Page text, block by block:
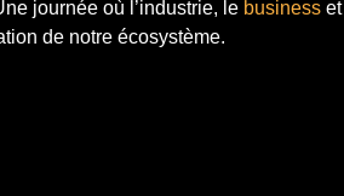
journée où l’industrie, le businesset
de notre écosystème.